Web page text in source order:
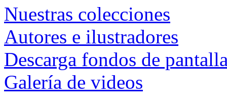
Nuestras colecciones
Autores e ilustradores
Descarga fondos de
Galería de videos